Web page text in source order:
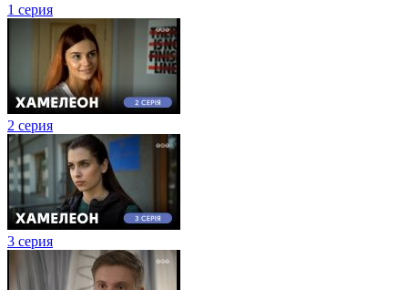
1 серия
2 серия
3 серия